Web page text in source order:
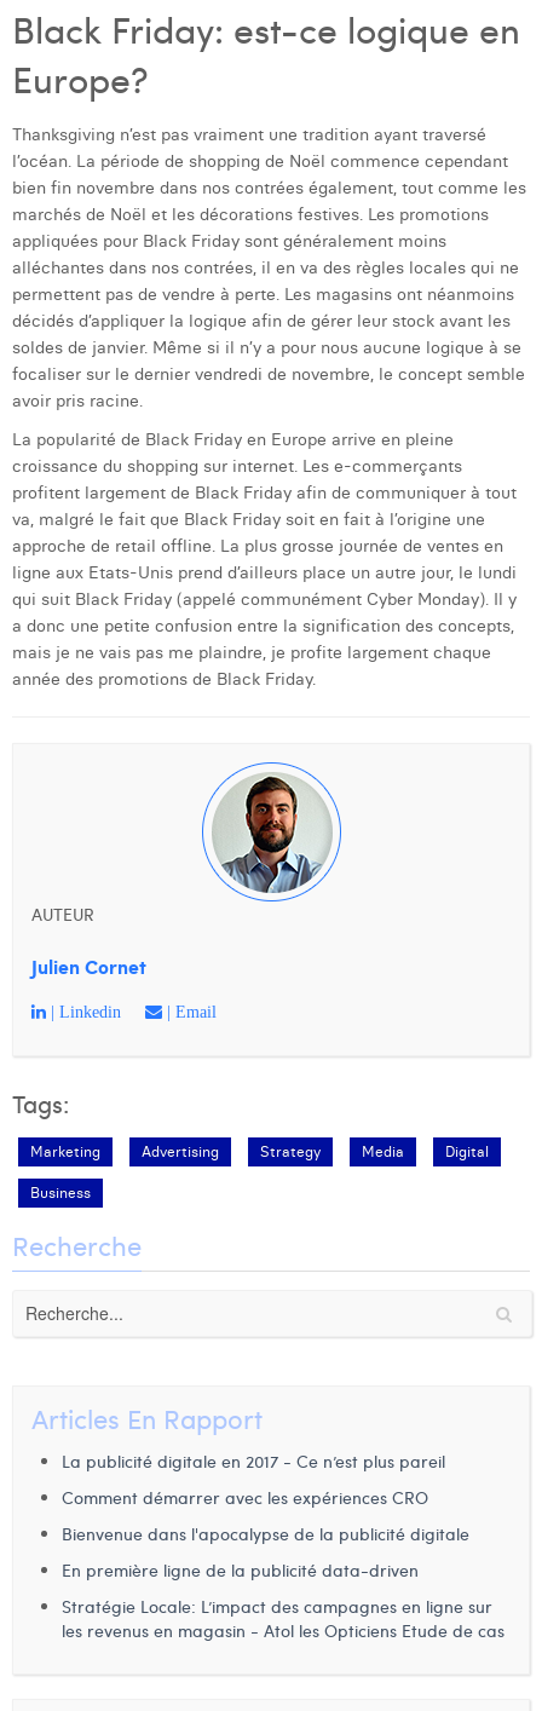
Black Friday: est-ce logique en
Europe?
Thanksgiving n’est pas vraiment une tradition ayant traversé
l’océan. La période de shopping de Noël commence cependant
bien fin novembre dans nos contrées également, tout comme les
marchés de Noël et les décorations festives. Les promotions
appliquées pour Black Friday sont généralement moins
alléchantes dans nos contrées, il en va des règles locales qui ne
permettent pas de vendre à perte. Les magasins ont néanmoins
décidés d’appliquer la logique afin de gérer leur stock avant les
soldes de janvier. Même si il n’y a pour nous aucune logique à se
focaliser sur le dernier vendredi de novembre, le concept semble
avoir pris racine.
La popularité de Black Friday en Europe arrive en pleine
croissance du shopping sur internet. Les e-commerçants
profitent largement de Black Friday afin de communiquer à tout
va, malgré le fait que Black Friday soit en fait à l’origine une
approche de retail offline. La plus grosse journée de ventes en
ligne aux Etats-Unis prend d’ailleurs place un autre jour, le lundi
qui suit Black Friday (appelé communément Cyber Monday). Il y
a donc une petite confusion entre la signification des concepts,
mais je ne vais pas me plaindre, je profite largement chaque
année des promotions de Black Friday.
AUTEUR
Julien Cornet
| Linkedin | Email
Tags:
Marketing Advertising Strategy Media Digital
Business
Recherche
Articles En Rapport
La publicité digitale en 2017 - Ce n’est plus pareil
Comment démarrer avec les expériences CRO
Bienvenue dans l'apocalypse de la publicité digitale
En première ligne de la publicité data-driven
Stratégie Locale: L’impact des campagnes en ligne sur
les revenus en magasin - Atol les Opticiens Etude de cas